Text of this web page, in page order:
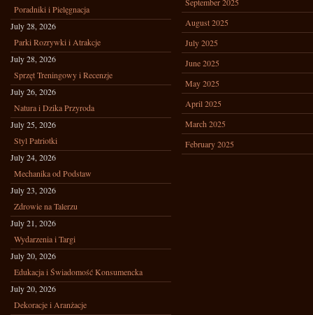
Poradniki i Pielęgnacja
July 28, 2026
Parki Rozrywki i Atrakcje
July 28, 2026
Sprzęt Treningowy i Recenzje
July 26, 2026
Natura i Dzika Przyroda
July 25, 2026
Styl Patriotki
July 24, 2026
Mechanika od Podstaw
July 23, 2026
Zdrowie na Talerzu
July 21, 2026
Wydarzenia i Targi
July 20, 2026
Edukacja i Świadomość Konsumencka
July 20, 2026
Dekoracje i Aranżacje
August 2025
July 2025
June 2025
May 2025
April 2025
March 2025
February 2025